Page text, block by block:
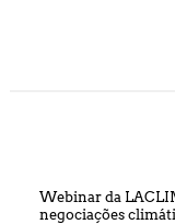
Webinar da
negociações